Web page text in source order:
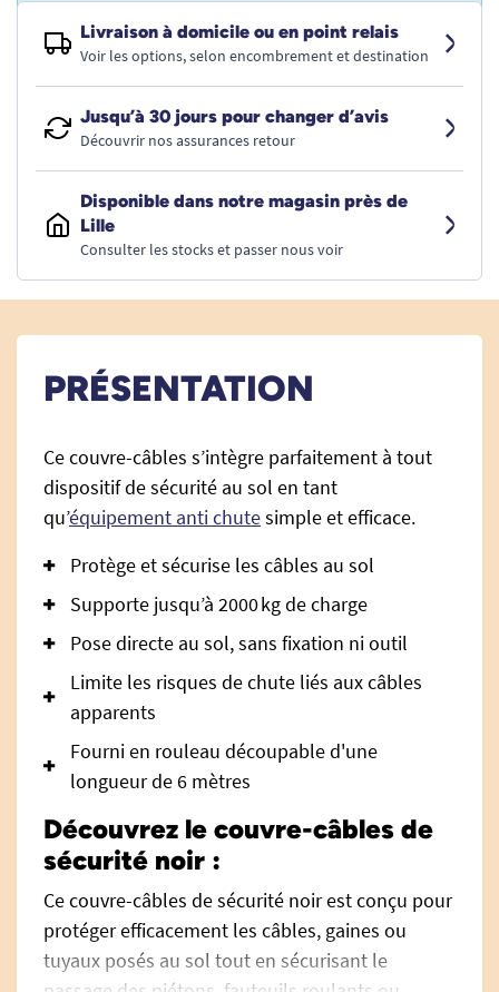
Livraison à domicile ou en point relais
Voir les options, selon encombrement et destination
Jusqu’à 30 jours pour changer d’avis
Découvrir nos assurances retour
Disponible dans notre magasin près de
Lille
Consulter les stocks et passer nous voir
PRÉSENTATION
Ce couvre-câbles s’intègre parfaitement à tout
dispositif de sécurité au sol en tant
qu’équipement anti chutesimple et efficace.
Protège et sécurise les câbles au sol
Supporte jusqu’à 2000 kg de charge
Pose directe au sol, sans fixation ni outil
Limite les risques de chute liés aux câbles
apparents
Fourni en rouleau découpable d'une
longueur de 6 mètres
Découvrez le couvre-câbles de
sécurité noir :
Ce couvre-câbles de sécurité noir est conçu pour
protéger efficacement les câbles, gaines ou
tuyaux posés au sol tout en sécurisant le